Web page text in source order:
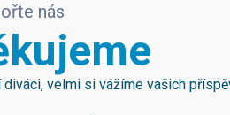
nás
diváci, velmi si vážíme vašich